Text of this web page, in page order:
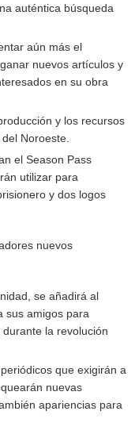
auténtica búsqueda
aún más el
nuevos artículos y
en su obra
y los recursos
Noroeste.
el Season Pass
utilizar para
y dos logos
nuevos
se añadirá al
sus amigos para
la revolución
que exigirán a
nuevas
apariencias para